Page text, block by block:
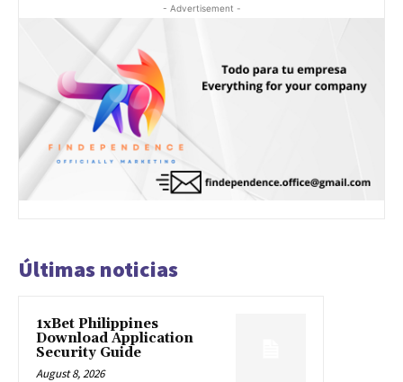
- Advertisement -
Últimas noticias
1xBet Philippines
Download Application
Security Guide
August 8, 2026